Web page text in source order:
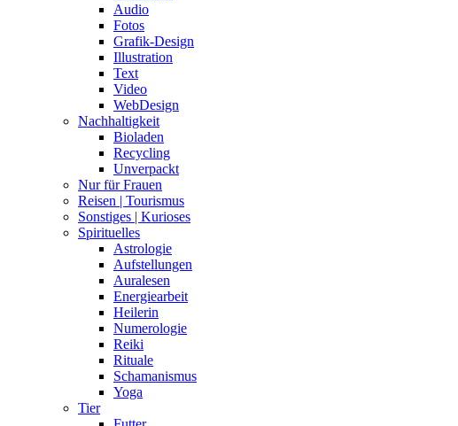
Audio
Fotos
Grafik-Design
Illustration
Text
Video
WebDesign
Nachhaltigkeit
Bioladen
Recycling
Unverpackt
Nur für Frauen
Reisen | Tourismus
Sonstiges | Kurioses
Spirituelles
Astrologie
Aufstellungen
Auralesen
Energiearbeit
Heilerin
Numerologie
Reiki
Rituale
Schamanismus
Yoga
Tier